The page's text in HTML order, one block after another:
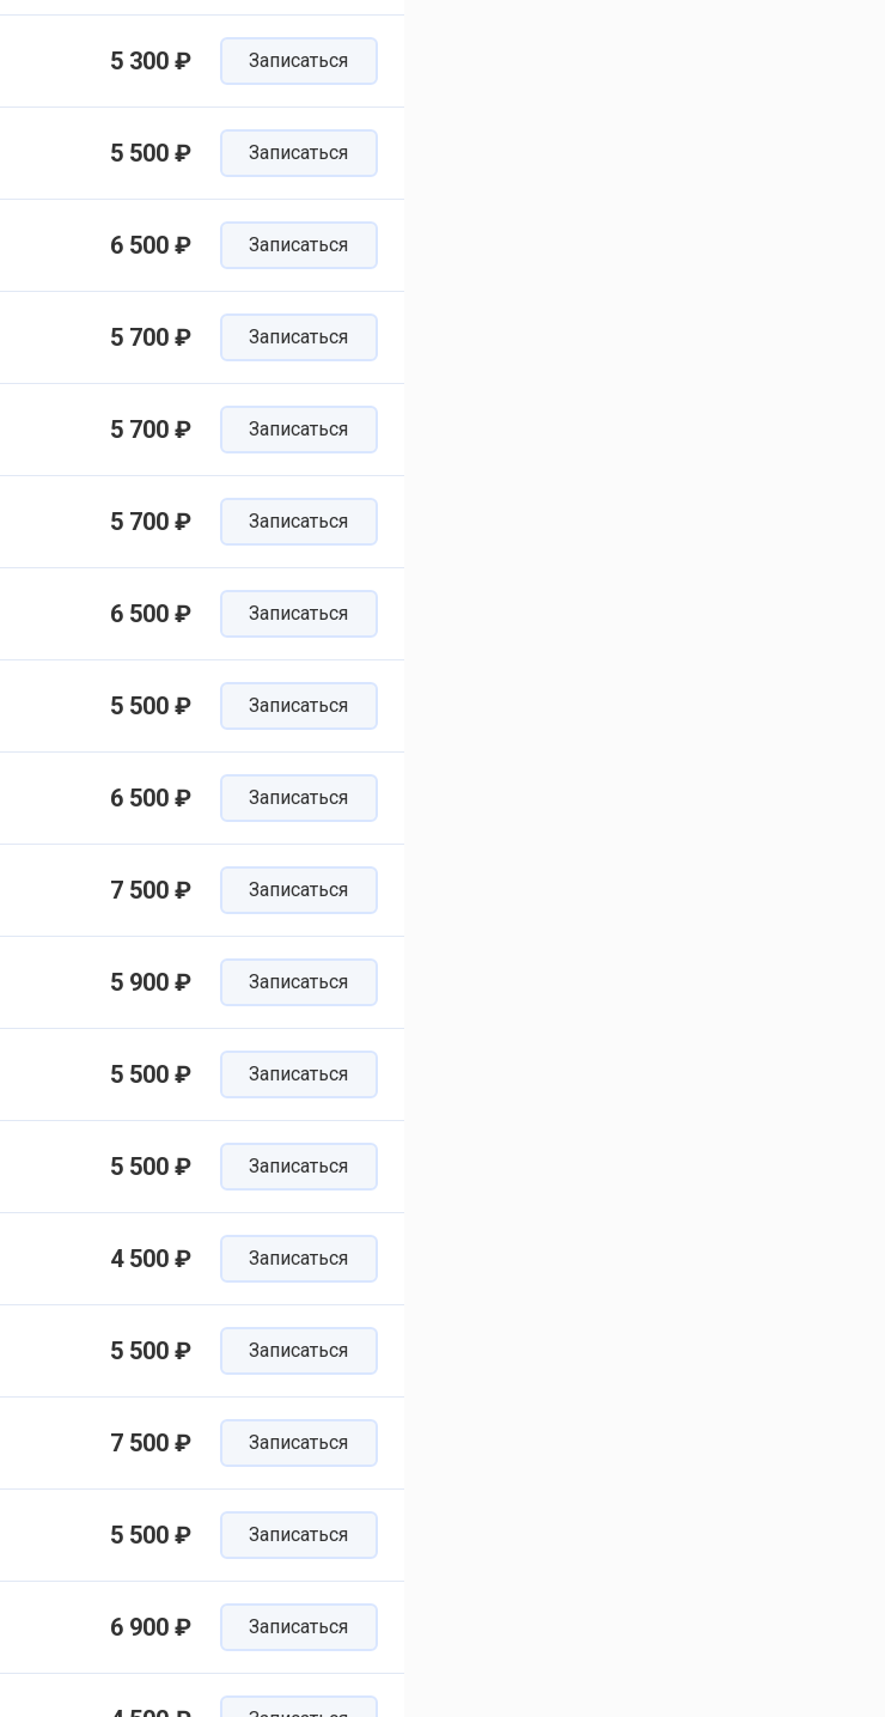
5 300 ₽ Записаться
5 500 ₽ Записаться
6 500 ₽ Записаться
5 700 ₽ Записаться
5 700 ₽ Записаться
5 700 ₽ Записаться
6 500 ₽ Записаться
5 500 ₽ Записаться
6 500 ₽ Записаться
7 500 ₽ Записаться
5 900 ₽ Записаться
5 500 ₽ Записаться
5 500 ₽ Записаться
4 500 ₽ Записаться
5 500 ₽ Записаться
7 500 ₽ Записаться
5 500 ₽ Записаться
6 900 ₽ Записаться